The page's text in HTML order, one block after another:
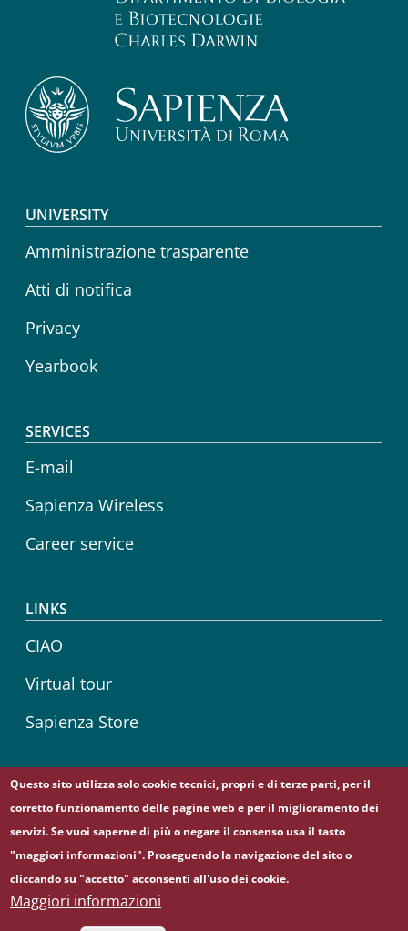
Footer menu
UNIVERSITY
Amministrazione trasparente
Atti di notifica
Privacy
Yearbook
SERVICES
E-mail
Sapienza Wireless
Career service
LINKS
CIAO
Virtual tour
Sapienza Store
Follow us on
© Sapienza Università di Roma - Piazzale Aldo Moro 5,
00185 Roma - (+39) 06 49911 - C.F.: 80209930587 - P. Iva:
Questo sito utilizza solo cookie tecnici, propri e di terze parti, per il
corretto funzionamento delle pagine web e per il miglioramento dei
servizi. Se vuoi saperne di più o negare il consenso usa il tasto
"maggiori informazioni". Proseguendo la navigazione del sito o
cliccando su "accetto" acconsenti all'uso dei cookie.
Maggiori informazioni